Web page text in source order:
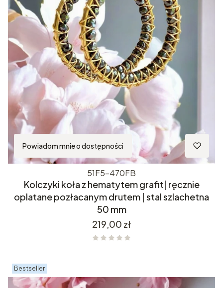
Powiadom mnie o dostępności
51F5-470FB
Kolczyki koła z hematytem grafit| ręcznie
oplatane pozłacanym drutem | stal szlachetna
50 mm
Cena
219,00 zł
Bestseller